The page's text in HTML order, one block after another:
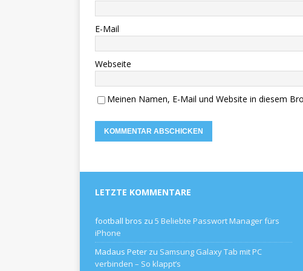
E-Mail
Webseite
Meinen Namen, E-Mail und Website in diesem
LETZTE KOMMENTARE
football bros zu 5 Beliebte Passwort Manager fürs
iPhone
Madaus Peter zu Samsung Galaxy Tab mit PC
verbinden – So klappt’s